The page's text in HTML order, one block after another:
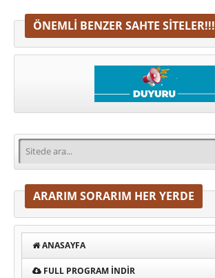
ÖNEMLI BENZER SAHTE SITELER!!!
ARARIM SORARIM HER YERDE
ANASAYFA
FULL PROGRAM INDIR